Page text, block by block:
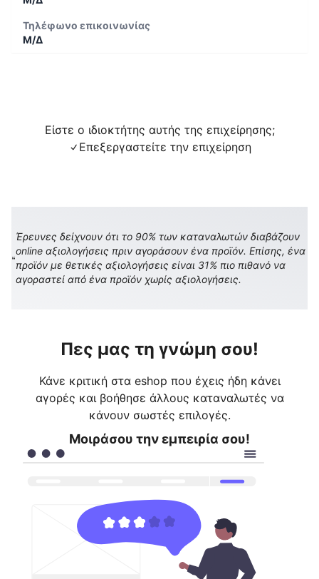
Τηλέφωνο επικοινωνίας
Μ/Δ
Είστε ο ιδιοκτήτης αυτής της επιχείρησης;
Επεξεργαστείτε την επιχείρηση
Έρευνες δείχνουν ότι το 90% των καταναλωτών διαβάζουν
online αξιολογήσεις πριν αγοράσουν ένα προϊόν. Επίσης, ένα
προϊόν με θετικές αξιολογήσεις είναι 31% πιο πιθανό να
αγοραστεί από ένα προϊόν χωρίς αξιολογήσεις.
Πες μας τη γνώμη σου!
Κάνε κριτική στα eshop που έχεις ήδη κάνει
αγορές και βοήθησε άλλους καταναλωτές να
κάνουν σωστές επιλογές.
Μοιράσου την εμπειρία σου!